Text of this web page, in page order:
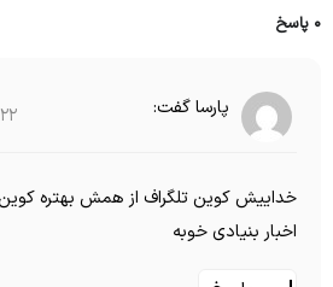
0 پاسخ
پارساگفت:
خداییش کوین تلگراف از همش بهتره
اخبار بنیادی خوبه